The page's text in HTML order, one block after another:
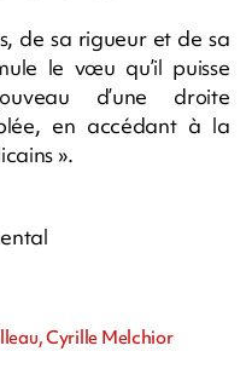
de sa rigueur et de sa
le vœu qu’il puisse
d’une droite
en accédant à la
».
Cyrille Melchior